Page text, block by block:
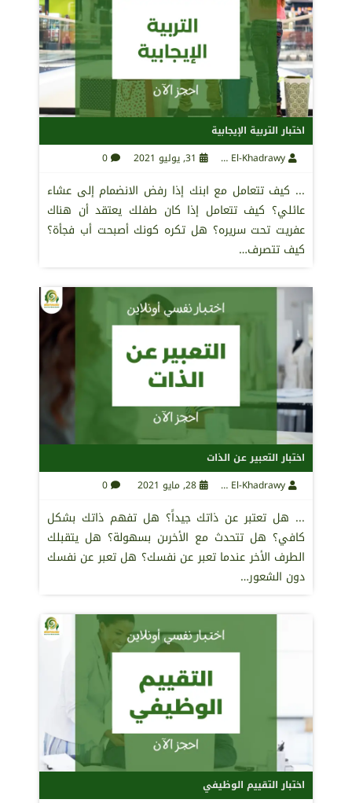
اختبار التربية الإيجابية
31, يوليو 2021 0
... كيف تتعامل مع ابنك إذا رفض الانضمام إلى عشاء
عائلي؟ كيف تتعامل إذا كان طفلك يعتقد أن هناك
عفريت تحت سريره؟ هل تكره كونك أصبحت أب فجأة؟
كيف تتصرف…
اختبار التعبير عن الذات
28, مايو 2021 0
... هل تعتبر عن ذاتك جيداً؟ هل تفهم ذاتك بشكل
كافي؟ هل تتحدث مع الأخرىن بسهولة؟ هل يتقبلك
الطرف الأخر عندما تعبر عن نفسك؟ هل تعبر عن نفسك
دون الشعور…
اختبار التقييم الوظيفي